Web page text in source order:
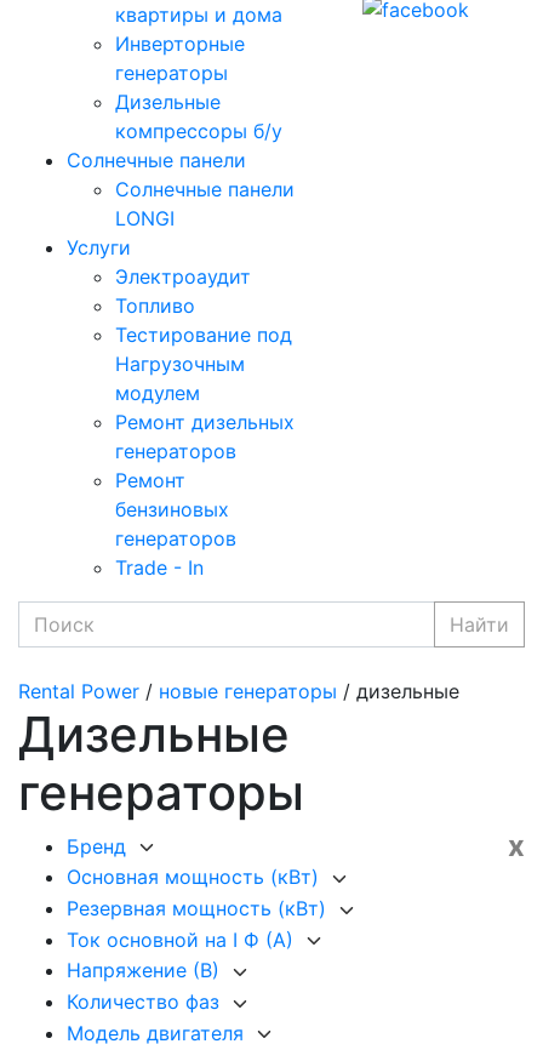
квартиры и дома
Инверторные
генераторы
Дизельные
компрессоры б/у
Солнечные панели
Солнечные панели
LONGI
Услуги
Электроаудит
Топливо
Тестирование под
Нагрузочным
модулем
Ремонт дизельных
генераторов
Ремонт
бензиновых
генераторов
Trade - In
Найти
Rental Power / новые генераторы / дизельные
Дизельные
генераторы
x
Бренд
Основная мощность (кВт)
Резервная мощность (кВт)
Ток основной на I Ф (А)
Напряжение (В)
Количество фаз
Модель двигателя